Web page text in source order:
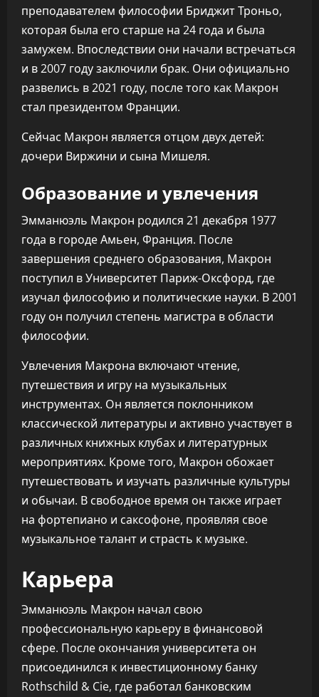
преподавателем философии Бриджит Троньо,
которая была его старше на 24 года и была
замужем. Впоследствии они начали встречаться
и в 2007 году заключили брак. Они официально
развелись в 2021 году, после того как Макрон
стал президентом Франции.
Сейчас Макрон является отцом двух детей:
дочери Виржини и сына Мишеля.
Образование и увлечения
Эмманюэль Макрон родился 21 декабря 1977
года в городе Амьен, Франция. После
завершения среднего образования, Макрон
поступил в Университет Париж-Оксфорд, где
изучал философию и политические науки. В 2001
году он получил степень магистра в области
философии.
Увлечения Макрона включают чтение,
путешествия и игру на музыкальных
инструментах. Он является поклонником
классической литературы и активно участвует в
различных книжных клубах и литературных
мероприятиях. Кроме того, Макрон обожает
путешествовать и изучать различные культуры
и обычаи. В свободное время он также играет
на фортепиано и саксофоне, проявляя свое
музыкальное талант и страсть к музыке.
Карьера
Эмманюэль Макрон начал свою
профессиональную карьеру в финансовой
сфере. После окончания университета он
присоединился к инвестиционному банку
Rothschild & Cie, где работал банковским